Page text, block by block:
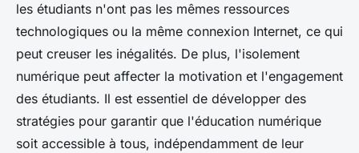
les étudiants n'ont pas les mêmes ressources
technologiques ou la même connexion Internet, ce qui
peut creuser les inégalités. De plus, l'isolement
numérique peut affecter la motivation et l'engagement
des étudiants. Il est essentiel de développer des
stratégies pour garantir que l'éducation numérique
soit accessible à tous, indépendamment de leur